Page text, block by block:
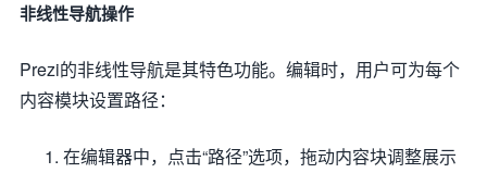
非线性导航操作
Prezi的非线性导航是其特色功能。编辑时，用户可为每个
内容模块设置路径：
在编辑器中，点击“路径”选项，拖动内容块调整展示